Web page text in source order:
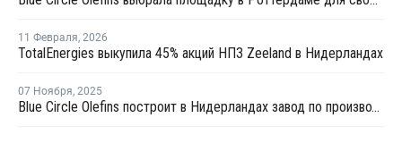
11 Февраля, 2026
TotalEnergies выкупила 45% акций НПЗ Zeeland в Нидерландах
07 Ноября, 2025
Blue Circle Olefins построит в Нидерландах завод по производству олефинов из метанола